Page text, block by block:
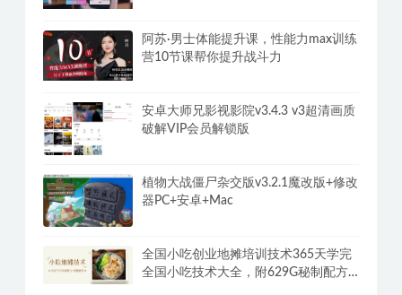
阿苏·男士体能提升课，性能力max训练
营10节课帮你提升战斗力
安卓大师兄影视影院v3.4.3 v3超清画质
破解VIP会员解锁版
植物大战僵尸杂交版v3.2.1魔改版+修改
器PC+安卓+Mac
全国小吃创业地摊培训技术365天学完
全国小吃技术大全，附629G秘制配方